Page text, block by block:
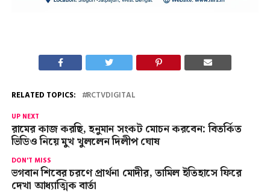
RELATED TOPICS: RCTVDIGITAL
UP NEXT
রামের কাজ করছি, হনুমান সংকট মোচন করবেন: বিতর্কিত
ভিডিও নিয়ে মুখ খুললেন দিলীপ ঘোষ
DON'T MISS
ভগবান শিবের চরণে প্রার্থনা মোদীর, তামিল ইতিহাসে ফিরে
দেখা আধ্যাত্মিক বার্তা